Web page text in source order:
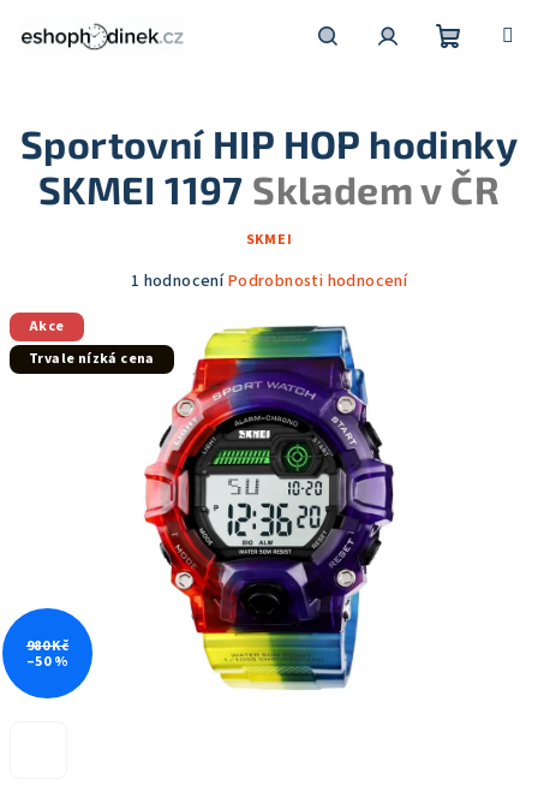
košík
Sportovní HIP HOP hodinky
SKMEI 1197 Skladem v ČR
SKMEI
Průměrné
je
5,0
hvězdiček.
1 hodnoceníPodrobnosti hodnocení
Akce
Trvale nízká cena
980 Kč
–50 %